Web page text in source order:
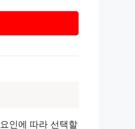
인에 따라 선택할